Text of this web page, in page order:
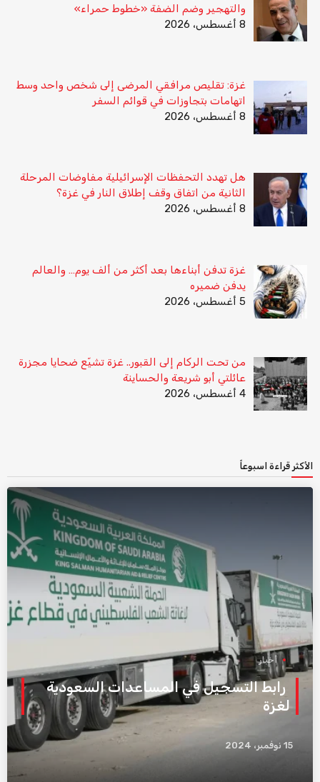
والتهجير وضم الضفة «خطوط حمراء»
8 أغسطس، 2026
غزة: تقليص مرافقي المرضى إلى شخص واحد وسط
اتهامات بتجاوزات في قوائم السفر
8 أغسطس، 2026
هل تهدد التحفظات الإسرائيلية مفاوضات المرحلة
الثانية من اتفاق وقف إطلاق النار في غزة؟
8 أغسطس، 2026
غزة تدفن أبناءها بعد أكثر من ألف يوم… والعالم
يدفن ضميره
5 أغسطس، 2026
من تحت الركام إلى القبور.. غزة تشيّع ضحايا مجزرة
عائلتي أبو شريعة والحساينة
4 أغسطس، 2026
الأكثر قراءة اسبوعاً
أخبار
رابط التسجيل في المساعدات السعودية
لغزة
15 نوفمبر، 2024